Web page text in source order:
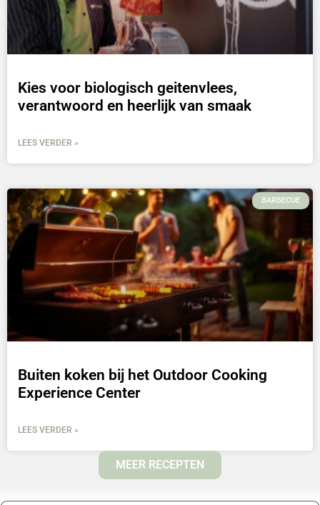
Kies voor biologisch geitenvlees,
verantwoord en heerlijk van smaak
LEES VERDER »
BARBECUE
Buiten koken bij het Outdoor Cooking
Experience Center
LEES VERDER »
MEER RECEPTEN